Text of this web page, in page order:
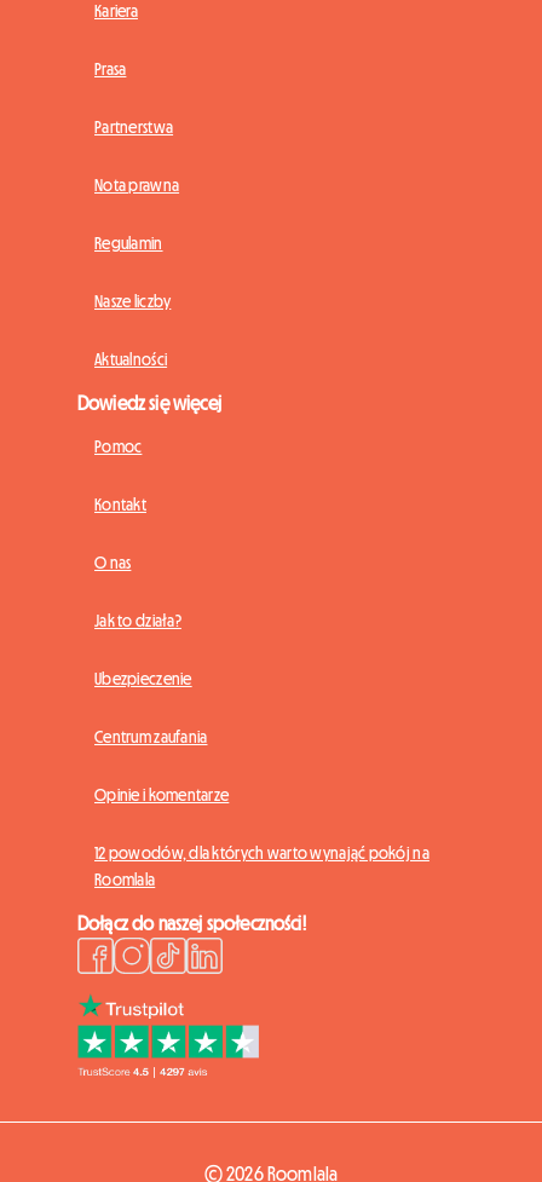
Kariera
Prasa
Partnerstwa
Nota prawna
Regulamin
Nasze liczby
Aktualności
Dowiedz się więcej
Pomoc
Kontakt
O nas
Jak to działa?
Ubezpieczenie
Centrum zaufania
Opinie i komentarze
12 powodów, dla których warto wynająć pokój na
Roomlala
Dołącz do naszej społeczności!
© 2026 Roomlala